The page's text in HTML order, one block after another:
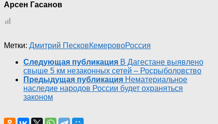
Арсен Гасанов
Метки: Дмитрий ПесковКемеровоРоссия
Следующая публикация В Дагестане выявлено
свыше 5 км незаконных сетей – Росрыболовство
Предыдущая публикация Нематериальное
наследие народов России будет охраняться
законом